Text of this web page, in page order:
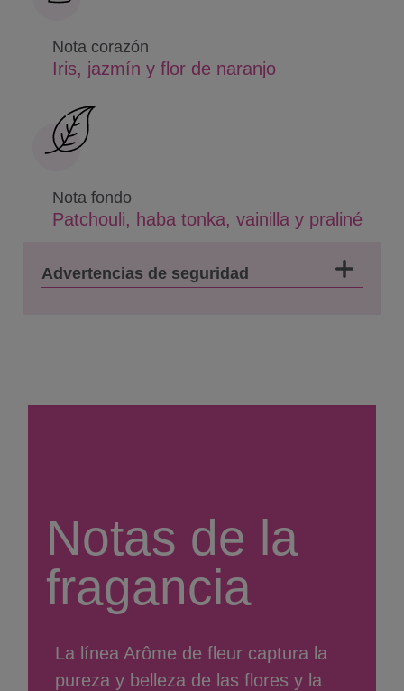
Nota corazón
Iris, jazmín y flor de naranjo
Nota fondo
Patchouli, haba tonka, vainilla y praliné
Advertencias de seguridad
Notas de la
fragancia
La línea Arôme de fleur captura la
pureza y belleza de las flores y la